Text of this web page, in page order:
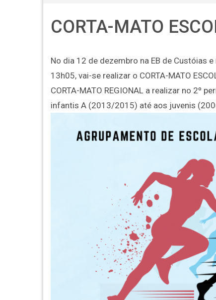
CORTA-MATO
No dia 12 de dezembro na EB de Custóias
13h05, vai-se realizar o CORTA-MATO
CORTA-MATO REGIONAL a realizar no 2º
infantis A (2013/2015) até aos juvenis